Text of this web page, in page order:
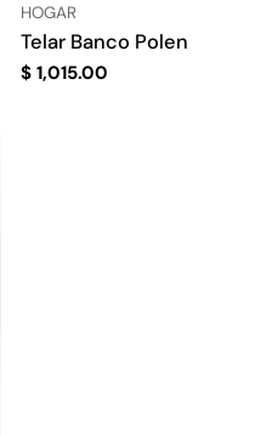
TIPO:
HOGAR
Telar Banco Polen
Precio
$ 1,015.00